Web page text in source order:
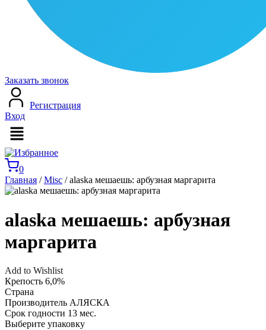
Заказать звонок
Вход
Регистрация
Меню
0
Главная /Misc / alaska мешаешь: арбузная маргарита
alaska мешаешь: арбузная
маргарита
Add to Wishlist
Крепость 6,0%
Страна
Производитель AЛЯСКА
Срок годности 13 мес.
Выберите упаковку